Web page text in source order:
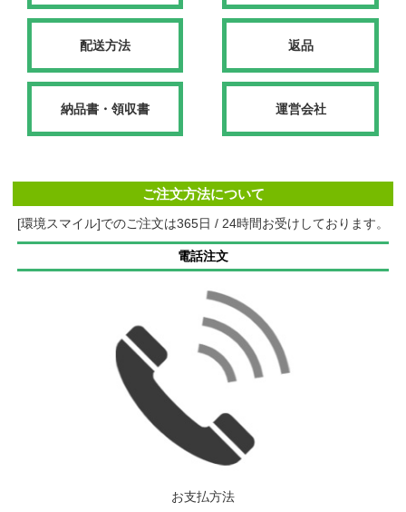
配送方法 返品
納品書・領収書 運営会社
ご注文方法について
[環境スマイル]でのご注文は365日 / 24時間お受けしております。
電話注文
お支払方法